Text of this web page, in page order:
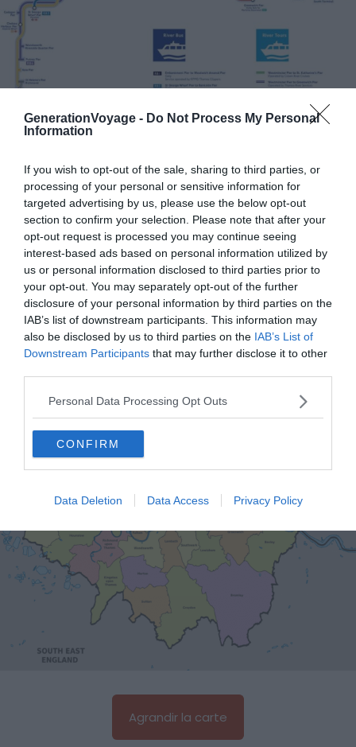
GenerationVoyage - Do Not Process My Personal
Information
If you wish to opt-out of the sale, sharing to third parties, or
processing of your personal or sensitive information for
targeted advertising by us, please use the below opt-out
section to confirm your selection. Please note that after your
opt-out request is processed you may continue seeing
interest-based ads based on personal information utilized by
us or personal information disclosed to third parties prior to
your opt-out. You may separately opt-out of the further
disclosure of your personal information by third parties on the
IAB’s list of downstream participants. This information may
also be disclosed by us to third parties on the IAB’s List of
Downstream Participants that may further disclose it to other
Personal Data Processing Opt Outs
CONFIRM
Data Deletion Data Access Privacy Policy
Agrandir la carte
Plan des quartiers et arrondissements
de Londres
Découvrez la carte des arrondissements de Londres
appelés Boroughs et des quartiers qui font le charme de
la ville de Londres :
Agrandir la carte